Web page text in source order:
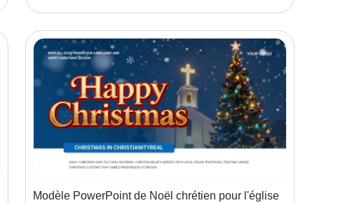
Modèle PowerPoint de Noël chrétien pour l'église